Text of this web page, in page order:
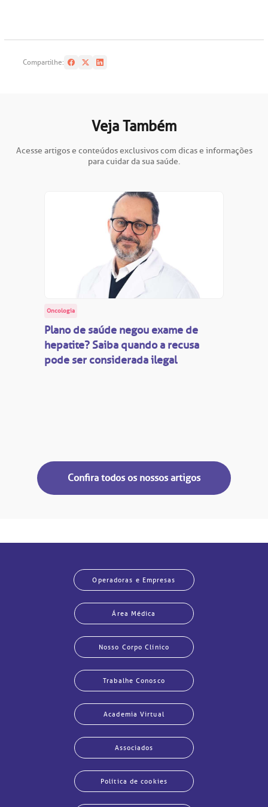
Compartilhe:
Veja Também
Acesse artigos e conteúdos exclusivos com dicas e informações
para cuidar da sua saúde.
Oncologia
Plano de saúde negou exame de
hepatite? Saiba quando a recusa
pode ser considerada ilegal
Confira todos os nossos artigos
Operadoras e Empresas
Área Médica
Nosso Corpo Clínico
Trabalhe Conosco
Academia Virtual
Associados
Política de cookies